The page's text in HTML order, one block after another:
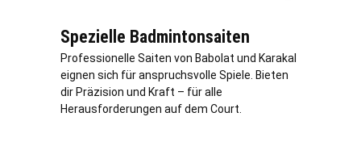
Spezielle Badmintonsaiten
Professionelle Saiten von Babolat und Karakal
eignen sich für anspruchsvolle Spiele. Bieten
dir Präzision und Kraft – für alle
Herausforderungen auf dem Court.